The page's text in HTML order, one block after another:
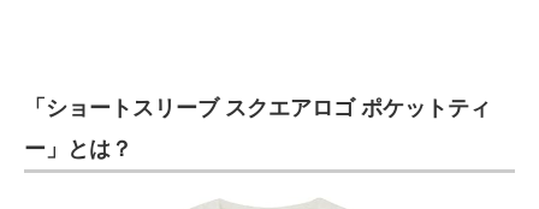
ちょっと気になるネットの話題
「ショートスリーブ スクエアロゴ ポケットティ
ー」とは？